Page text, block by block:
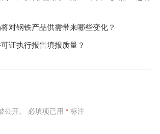
对钢铁产品供需带来哪些变化？
证执行报告填报质量？
开。 必填项已用 *标注